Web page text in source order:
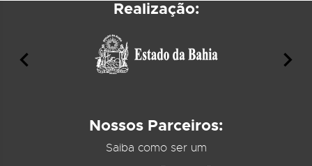
Realização:
Nossos Parceiros:
Saiba como ser um